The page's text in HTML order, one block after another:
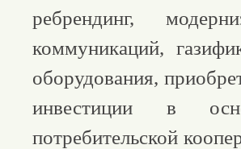
ребрендинг,
коммуникаций,
оборудования,
инвестиции в
потребительской